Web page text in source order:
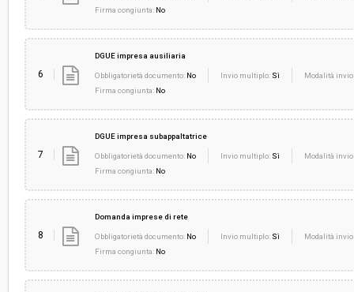
Firma congiunta: No
6
DGUE impresa ausiliaria
Obbligatorietà documento: No Invio multiplo: Sì
Modalità
Firma congiunta: No
7
DGUE impresa subappaltatrice
Obbligatorietà documento: No Invio multiplo: Sì
Modalità
Firma congiunta: No
8
Domanda imprese di rete
Obbligatorietà documento: No Invio multiplo: Sì
Modalità
Firma congiunta: No